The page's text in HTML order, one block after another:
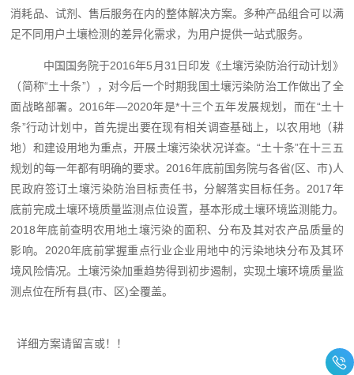
消耗品、试剂、售后服务在内的整体解决方案。多种产品组合可以满
足不同用户土壤检测的差异化需求，为用户提供一站式服务。
中国国务院于2016年5月31日印发《土壤污染防治行动计划》
（简称“土十条”），对今后一个时期我国土壤污染防治工作做出了全
面战略部署。2016年—2020年是*十三个五年发展规划，而在“土十
条”行动计划中，首先提出要在现有相关调查基础上，以农用地（耕
地）和建设用地为重点，开展土壤污染状况详查。“土十条”在十三五
规划的每一年都有明确的要求。2016年底前国务院与各省(区、市)人
民政府签订土壤污染防治目标责任书，分解落实目标任务。2017年
底前完成土壤环境质量监测点位设置，基本形成土壤环境监测能力。
2018年底前查明农用地土壤污染的面积、分布及其对农产品质量的
影响。2020年底前掌握重点行业企业用地中的污染地块分布及其环
境风险情况。土壤污染加重趋势得到初步遏制，实现土壤环境质量监
测点位在所有县(市、区)全覆盖。
详细方案请留言或！！